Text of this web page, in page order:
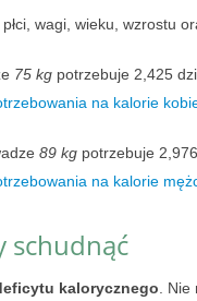
wagi, wieku, wzrostu
75 kg potrzebuje 2,425
na kalorie
89 kg potrzebuje
na kalorie
schudnąć
kalorycznego .